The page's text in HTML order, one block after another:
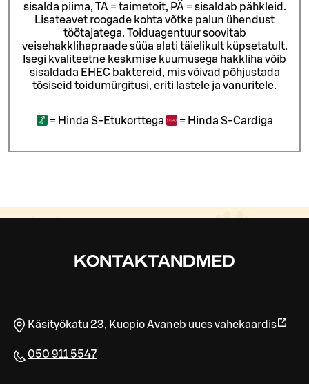
sisalda piima, TA = taimetoit, PÄ = sisaldab pähkleid.
Lisateavet roogade kohta võtke palun ühendust
töötajatega. Toiduagentuur soovitab
veisehakklihapraade süüa alati täielikult küpsetatult.
Isegi kvaliteetne keskmise kuumusega hakkliha võib
sisaldada EHEC baktereid, mis võivad põhjustada
tõsiseid toidumürgitusi, eriti lastele ja vanuritele.
= Hinda S-Etukorttega = Hinda S-Cardiga
KONTAKTANDMED
Käsityökatu 23, KuopioAvaneb uues vahekaardis
050 911 5547